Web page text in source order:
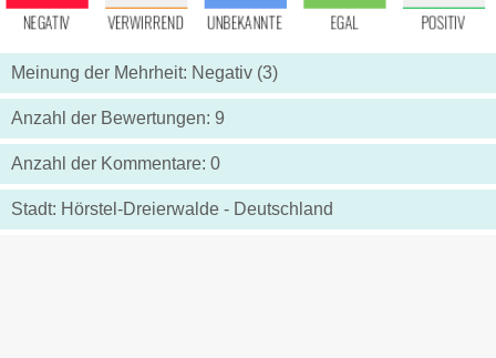
Meinung der Mehrheit: Negativ (3)
Anzahl der Bewertungen: 9
Anzahl der Kommentare: 0
Stadt: Hörstel-Dreierwalde - Deutschland